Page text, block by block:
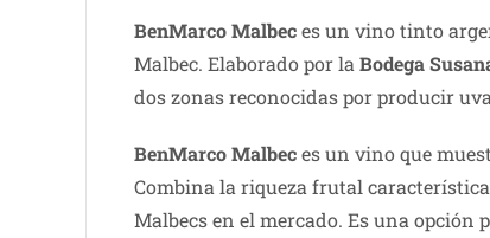
BenMarco Malbeces un vino tinto
Malbec. Elaborado por la Bodega
dos zonas reconocidas por producir
BenMarco Malbeces un vino que
Combina la riqueza frutal
Malbecs en el mercado. Es una opción